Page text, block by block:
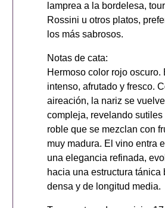
lamprea a la bordelesa,
Rossini u otros platos,
los más sabrosos.
Notas de cata:
Hermoso color rojo oscuro.
intenso, afrutado y fresco.
aireación, la nariz se
compleja, revelando sutiles
roble que se mezclan con
muy madura. El vino entra
una elegancia refinada,
hacia una estructura tánica
densa y de longitud media.